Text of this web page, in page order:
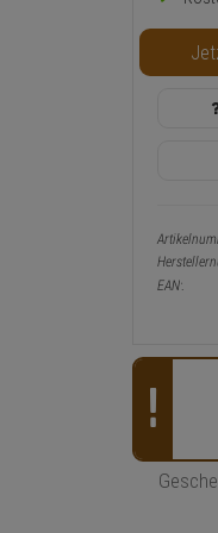
oder
Button
EAN: